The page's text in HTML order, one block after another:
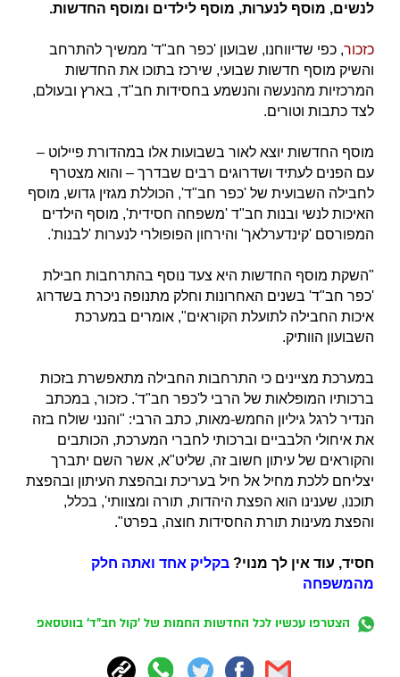
לנשים, מוסף לנערות, מוסף לילדים ומוסף החדשות.
כזכור, כפי שדיווחנו, שבועון 'כפר חב"ד' ממשיך להתרחב
והשיק מוסף חדשות שבועי, שירכז בתוכו את החדשות
המרכזיות מהנעשה והנשמע בחסידות חב"ד, בארץ ובעולם,
לצד כתבות וטורים.
מוסף החדשות יוצא לאור בשבועות אלו במהדורת פיילוט –
עם הפנים לעתיד ושדרוגים רבים שבדרך – והוא מצטרף
לחבילה השבועית של 'כפר חב"ד', הכוללת מגזין גדוש, מוסף
האיכות לנשי ובנות חב"ד 'משפחה חסידית', מוסף הילדים
המפורסם 'קינדערלאך' והירחון הפופולרי לנערות 'לבנות'.
"השקת מוסף החדשות היא צעד נוסף בהתרחבות חבילת
'כפר חב"ד' בשנים האחרונות וחלק מתנופה ניכרת בשדרוג
איכות החבילה לתועלת הקוראים", אומרים במערכת
השבועון הוותיק.
במערכת מציינים כי התרחבות החבילה מתאפשרת בזכות
ברכותיו המופלאות של הרבי ל'כפר חב"ד'. כזכור, במכתב
הנדיר לרגל גיליון החמש-מאות, כתב הרבי: "והנני שולח בזה
את איחולי הלבביים וברכותי לחברי המערכת, הכותבים
והקוראים של עיתון חשוב זה, שליט"א, אשר השם יתברך
יצליחם ללכת מחיל אל חיל בעריכת ובהפצת העיתון ובהפצת
תוכנו, שענינו הוא הפצת היהדות, תורה ומצוותי', בכלל,
והפצת מעינות תורת החסידות חוצה, בפרט".
חסיד, עוד אין לך מנוי? בקליק אחד ואתה חלק
מהמשפחה
הצטרפו עכשיו לכל החדשות החמות של 'קול חב"ד' בווטסאפ